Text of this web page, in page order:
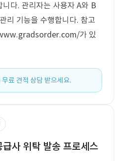
다. 관리자는 사용자 A와 B
리 기능을 수행합니다. 참고
가 있
료 견적 상담 받으세요.
사 위탁 발송 프로세스